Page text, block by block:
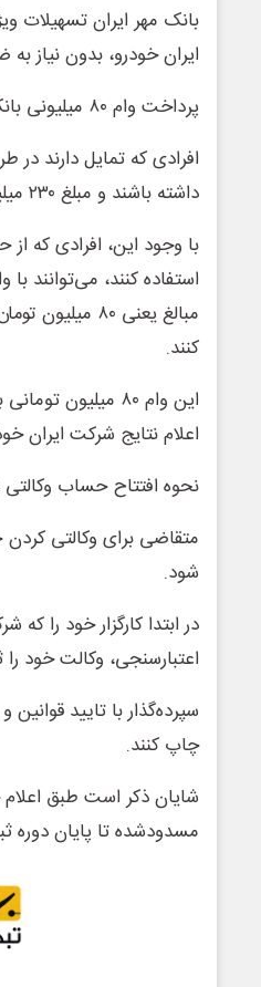
بانک مهر ایران
ایران خودرو، بدون نیاز
پرداخت وام ۸۰ میلیونی بانک مهر به این افراد
افرادی که تمایل دارند
داشته باشند و مبلغ ۲۳۰ میلیون تومان را در این حساب مسدود کنند.
با وجود این، افرادی که
مبالغ یعنی
کنند.
اعلام نتایج شرکت ایران
نحوه افتتاح حساب وکالتی
متقاضی برای وکالتی
شود.
در ابتدا کارگزار خود را
اعتبارسنجی، وکالت خود
سپرده‌گذار با تایید
چاپ کنند.
شایان ذکر است طبق اعلام
مسدودشده تا پایان دوره